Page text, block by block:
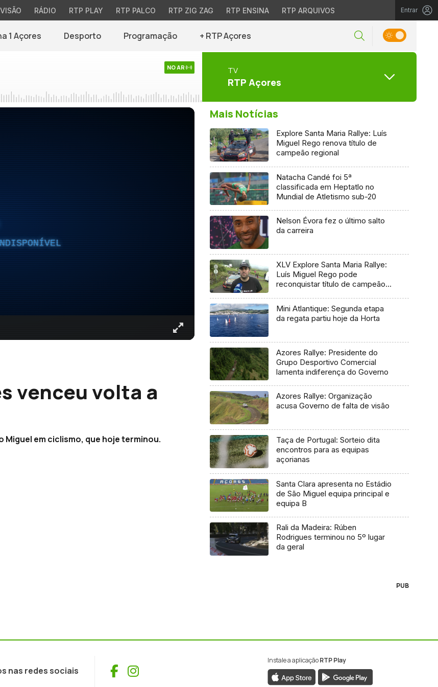
RÁDIO RTP PLAY RTP PALCO RTP ZIG ZAG RTP ENSINA RTP ARQUIVOS Entrar
1 Açores Desporto Programação + RTP Açores
NO AR TV
RTP Açores
venceu volta a
Miguel em ciclismo, que hoje terminou.
Mais Notícias
Explore Santa Maria Rallye: Luís
Miguel Rego renova título de
campeão regional
Natacha Candé foi 5ª
classificada em Heptatlo no
Mundial de Atletismo sub-20
Nelson Évora fez o último salto
da carreira
XLV Explore Santa Maria Rallye:
Luís Miguel Rego pode
reconquistar título de campeão
Mini Atlantique: Segunda etapa
da regata partiu hoje da Horta
Azores Rallye: Presidente do
Grupo Desportivo Comercial
lamenta indiferença do Governo
Azores Rallye: Organização
acusa Governo de falta de visão
Taça de Portugal: Sorteio dita
encontros para as equipas
açorianas
Santa Clara apresenta no Estádio
de São Miguel equipa principal e
equipa B
Rali da Madeira: Rúben
Rodrigues terminou no 5º lugar
da geral
PUB
nas redes sociais Facebook
Instagram
Instale a aplicaçãoRTP Play